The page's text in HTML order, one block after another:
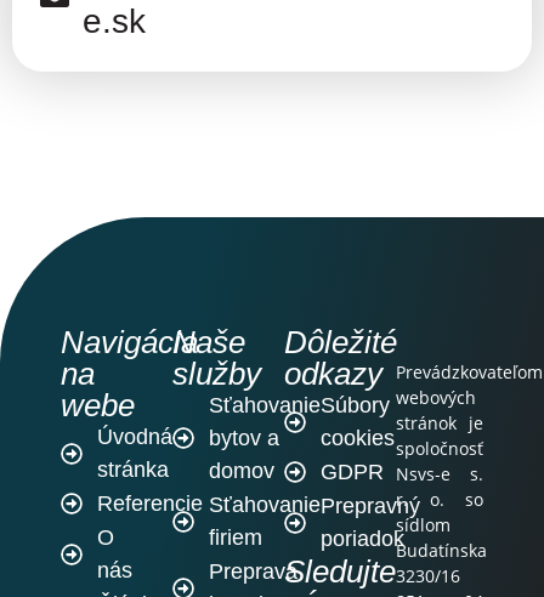
e.sk
Navigácia
na
webe
Úvodná
stránka
Referencie
O
nás
Naše
služby
Sťahovanie
bytov a
domov
Sťahovanie
firiem
Preprava
Dôležité
odkazy
Súbory
cookies
GDPR
Prepravný
poriadok
Sledujte
Prevádzkovateľom
webových
stránok je
spoločnosť
Nsvs-e s.
r. o. so
sídlom
Budatínska
3230/16